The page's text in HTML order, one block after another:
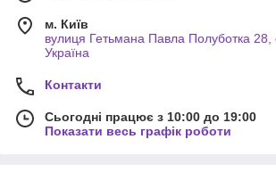
м. Київ
вулиця Гетьмана Павла Полуботка 28,
Україна
Контакти
Сьогодні працює з 10:00 до 19:00
Показати весь графік роботи